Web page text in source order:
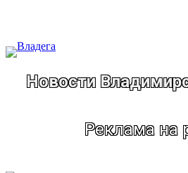
Новости
Реклама на